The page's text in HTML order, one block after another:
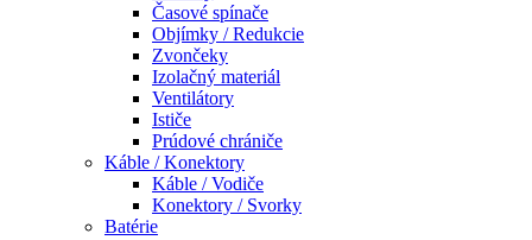
Časové spínače
Objímky / Redukcie
Zvončeky
Izolačný materiál
Ventilátory
Ističe
Prúdové chrániče
Káble / Konektory
Káble / Vodiče
Konektory / Svorky
Batérie